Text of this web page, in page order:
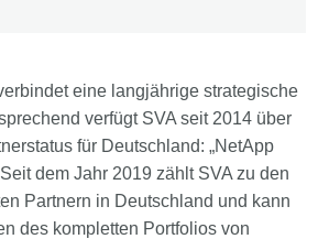
eine langjährige strategische
verfügt SVA seit 2014 über
für Deutschland: „NetApp
dem Jahr 2019 zählt SVA zu den
Partnern in Deutschland und kann
des kompletten Portfolios von